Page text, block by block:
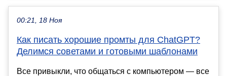
00:21, 18 Ноя
Как писать хорошие промты для ChatGPT?
Делимся советами и готовыми шаблонами
Все привыкли, что общаться с компьютером — все